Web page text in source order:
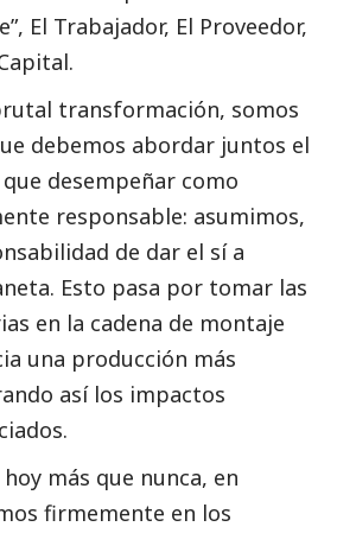
El Trabajador, El Proveedor,
transformación, somos
debemos abordar juntos el
desempeñar como
responsable: asumimos,
de dar el sí a
Esto pasa por tomar las
en la cadena de montaje
una producción más
así los impactos
más que nunca, en
firmemente en los